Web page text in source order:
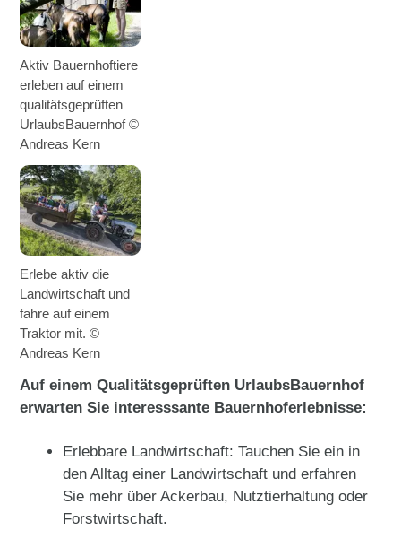
Aktiv Bauernhoftiere
erleben auf einem
qualitätsgeprüften
UrlaubsBauernhof ©
Andreas Kern
Erlebe aktiv die
Landwirtschaft und
fahre auf einem
Traktor mit. ©
Andreas Kern
Auf einem Qualitätsgeprüften UrlaubsBauernhof
erwarten Sie interesssante Bauernhoferlebnisse:
Erlebbare Landwirtschaft: Tauchen Sie ein in
den Alltag einer Landwirtschaft und erfahren
Sie mehr über Ackerbau, Nutztierhaltung oder
Forstwirtschaft.